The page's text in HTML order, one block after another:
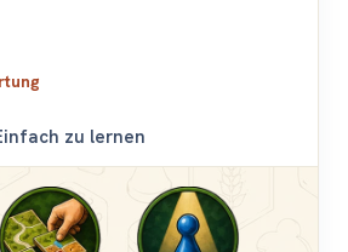
zu lernen